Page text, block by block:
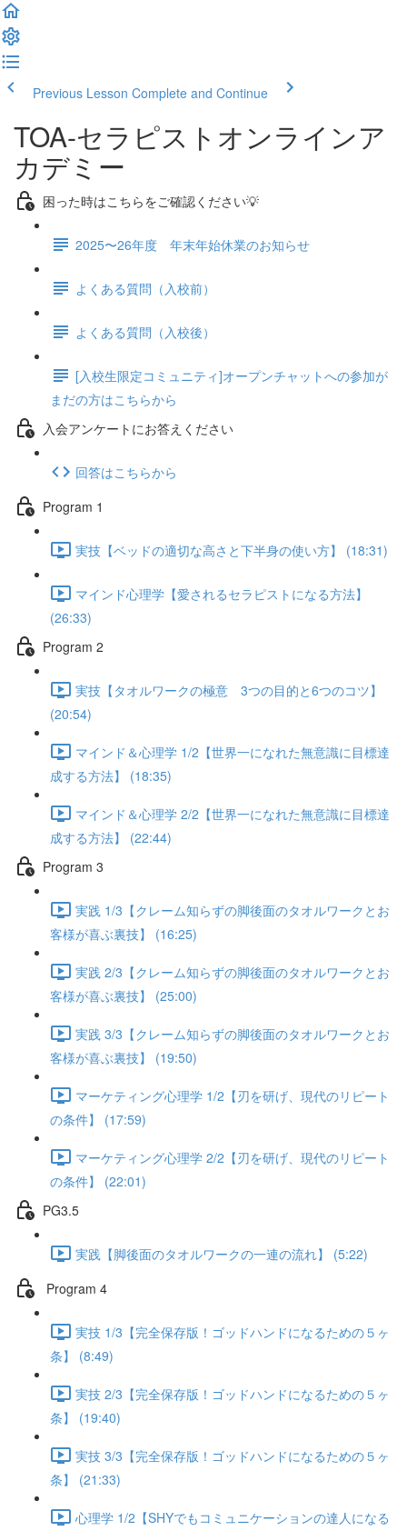
Previous Lesson Complete and Continue
TOA-セラピストオンラインア
カデミー
困った時はこちらをご確認ください💡
2025〜26年度 年末年始休業のお知らせ
よくある質問（入校前）
よくある質問（入校後）
[入校生限定コミュニティ]オープンチャットへの参加が
まだの方はこちらから
入会アンケートにお答えください
回答はこちらから
Program 1
実技【ベッドの適切な高さと下半身の使い方】 (18:31)
マインド心理学【愛されるセラピストになる方法】
(26:33)
Program 2
実技【タオルワークの極意 3つの目的と6つのコツ】
(20:54)
マインド＆心理学 1/2【世界一になれた無意識に目標達
成する方法】 (18:35)
マインド＆心理学 2/2【世界一になれた無意識に目標達
成する方法】 (22:44)
Program 3
実践 1/3【クレーム知らずの脚後面のタオルワークとお
客様が喜ぶ裏技】 (16:25)
実践 2/3【クレーム知らずの脚後面のタオルワークとお
客様が喜ぶ裏技】 (25:00)
実践 3/3【クレーム知らずの脚後面のタオルワークとお
客様が喜ぶ裏技】 (19:50)
マーケティング心理学 1/2【刃を研げ、現代のリピート
の条件】 (17:59)
マーケティング心理学 2/2【刃を研げ、現代のリピート
の条件】 (22:01)
PG3.5
実践【脚後面のタオルワークの一連の流れ】 (5:22)
Program 4
実技 1/3【完全保存版！ゴッドハンドになるための５ヶ
条】 (8:49)
実技 2/3【完全保存版！ゴッドハンドになるための５ヶ
条】 (19:40)
実技 3/3【完全保存版！ゴッドハンドになるための５ヶ
条】 (21:33)
心理学 1/2【SHYでもコミュニケーションの達人になる